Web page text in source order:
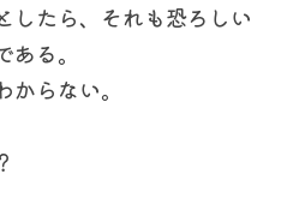
したら、それも恐ろしい
る。
らない。